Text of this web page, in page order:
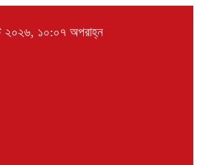
২০২৬, ১০:০৭ অপরাহ্ন